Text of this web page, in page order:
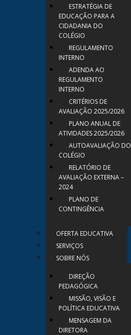
ESTRATÉGIA DE
EDUCAÇÃO PARA A
CIDADANIA DO
COLÉGIO
REGULAMENTO
INTERNO
ADENDA AO
REGULAMENTO
INTERNO
CRITÉRIOS DE
AVALIAÇÃO 2025/2026
PLANO ANUAL DE
ATIVIDADES 2025/2026
AUTOAVALIAÇÃO DO
COLÉGIO
RELATÓRIO DE
AVALIAÇÃO EXTERNA –
2024
PLANO DE
CONTINGÊNCIA
OFERTA EDUCATIVA
SERVIÇOS
SOBRE NÓS
DIREÇÃO
PEDAGÓGICA
MISSÃO, VISÃO E
POLÍTICA EDUCATIVA
MENSAGEM DA
DIRETORA